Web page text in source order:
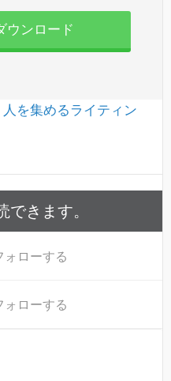
ウンロード
人を集めるライティン
できます。
ォローする
ォローする